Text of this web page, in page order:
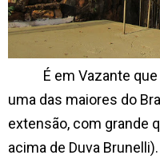
É em Vazante que
uma das maiores do
extensão, com grande
acima de Duva